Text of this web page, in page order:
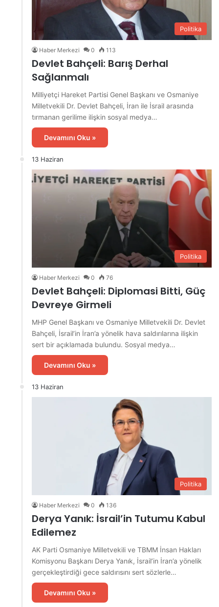
Politika
Haber Merkezi 0 113
Devlet Bahçeli: Barış Derhal
Sağlanmalı
Milliyetçi Hareket Partisi Genel Başkanı ve Osmaniye
Milletvekili Dr. Devlet Bahçeli, İran ile İsrail arasında
tırmanan gerilime ilişkin sosyal medya…
Devamını Oku »
13 Haziran
Politika
Haber Merkezi 0 76
Devlet Bahçeli: Diplomasi Bitti, Güç
Devreye Girmeli
MHP Genel Başkanı ve Osmaniye Milletvekili Dr. Devlet
Bahçeli, İsrail’in İran’a yönelik hava saldırılarına ilişkin
sert bir açıklamada bulundu. Sosyal medya…
Devamını Oku »
13 Haziran
Politika
Haber Merkezi 0 136
Derya Yanık: İsrail’in Tutumu Kabul
Edilemez
AK Parti Osmaniye Milletvekili ve TBMM İnsan Hakları
Komisyonu Başkanı Derya Yanık, İsrail’in İran’a yönelik
gerçekleştirdiği gece saldırısını sert sözlerle…
Devamını Oku »